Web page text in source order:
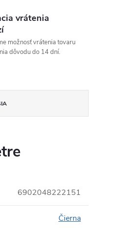
vrátenia
možnosť vrátenia tovaru
dôvodu do 14 dní.
6902048222151
Čierna